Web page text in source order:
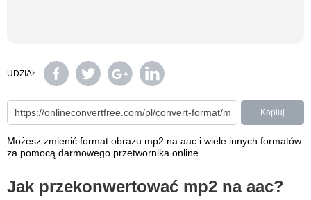
UDZIAŁ
Kopiuj
Możesz zmienić format obrazu mp2 na aac i wiele innych formatów
za pomocą darmowego przetwornika online.
Jak przekonwertować mp2 na aac?